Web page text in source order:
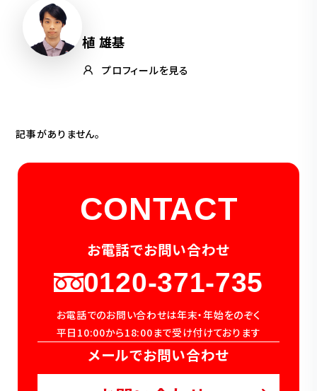
植 雄基
プロフィールを見る
記事がありません。
CONTACT
お電話でお問い合わせ
0120-371-735
お電話でのお問い合わせは年末・年始をのぞく
平日10:00から18:00まで受け付けております
メールでお問い合わせ